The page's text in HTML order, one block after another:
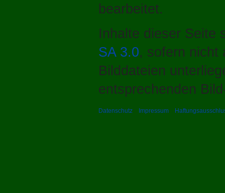
bearbeitet.
Inhalte dieser Seite
SA 3.0, sofern nicht
Bilddateien
entsprechenden
Datenschutz Impressum